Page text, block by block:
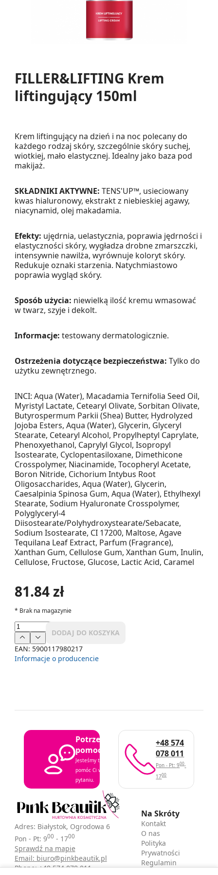
FILLER&LIFTING Krem
liftingujący 150ml
Krem liftingujący na dzień i na noc polecany do
każdego rodzaj skóry, szczególnie skóry suchej,
wiotkiej, mało elastycznej. Idealny jako baza pod
makijaż.
SKŁADNIKI AKTYWNE: TENS'UP™, usieciowany
kwas hialuronowy, ekstrakt z niebieskiej agawy,
niacynamid, olej makadamia.
Efekty: ujędrnia, uelastycznia, poprawia jędrności i
elastyczności skóry, wygładza drobne zmarszczki,
intensywnie nawilża, wyrównuje koloryt skóry.
Redukuje oznaki starzenia. Natychmiastowo
poprawia wygląd skóry.
Sposób użycia: niewielką ilość kremu wmasować
w twarz, szyje i dekolt.
Informacje: testowany dermatologicznie.
Ostrzeżenia dotyczące bezpieczeństwa: Tylko do
użytku zewnętrznego.
INCI: Aqua (Water), Macadamia Ternifolia Seed Oil,
Myristyl Lactate, Cetearyl Olivate, Sorbitan Olivate,
Butyrospermum Parkii (Shea) Butter, Hydrolyzed
Jojoba Esters, Aqua (Water), Glycerin, Glyceryl
Stearate, Cetearyl Alcohol, Propylheptyl Caprylate,
Phenoxyethanol, Caprylyl Glycol, Isopropyl
Isostearate, Cyclopentasiloxane, Dimethicone
Crosspolymer, Niacinamide, Tocopheryl Acetate,
Boron Nitride, Cichorium Intybus Root
Oligosaccharides, Aqua (Water), Glycerin,
Caesalpinia Spinosa Gum, Aqua (Water), Ethylhexyl
Stearate, Sodium Hyaluronate Crosspolymer,
Polyglyceryl-4
Diisostearate/Polyhydroxystearate/Sebacate,
Sodium Isostearate, CI 17200, Maltose, Agave
Tequilana Leaf Extract, Parfum (Fragrance),
Xanthan Gum, Cellulose Gum, Xanthan Gum, Inulin,
Cellulose, Fructose, Glucose, Lactic Acid, Caramel
81.84 zł
* Brak na magazynie
DODAJ DO KOSZYKA
EAN: 5900117980217
Informacje o producencie
Potrzebujesz
pomocy?
Jesteśmy tutaj, aby
pomóc Ci w każdym
pytaniu.
+48 574
078 011
Pon - Pt: 900-
1700
Adres: Białystok, Ogrodowa 6
Pon - Pt: 900 - 1700
Sprawdź na mapie
Email: biuro@pinkbeautik.pl
Phone: +48 574 078 011
Na Skróty
Kontakt
O nas
Polityka
Prywatności
Regulamin